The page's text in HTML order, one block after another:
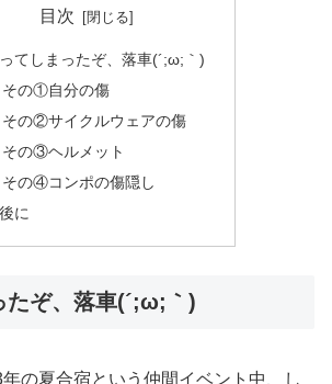
目次
てしまったぞ、落車(´;ω;｀)
その①自分の傷
その②サイクルウェアの傷
その③ヘルメット
その④コンポの傷隠し
に
たぞ、落車(´;ω;｀)
の夏合宿という仲間イベント中、し